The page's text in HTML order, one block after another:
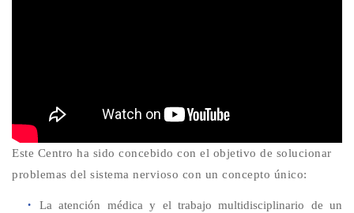
Este Centro ha sido concebido con el objetivo de solucionar
problemas del sistema nervioso con un concepto único:
La atención médica y el trabajo multidisciplinario de un